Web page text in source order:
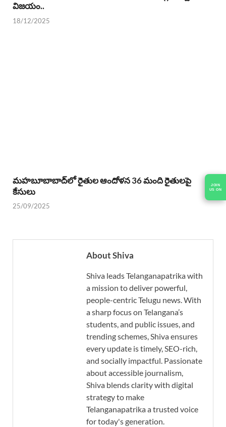
JOIN
US ON
విజయం..
18/12/2025
మహబూబాబాద్‌లో రైతుల ఆందోళన 36 మంది రైతులపై
కేసులు
25/09/2025
About Shiva
Shiva leads Telanganapatrika with
a mission to deliver powerful,
people-centric Telugu news. With
a sharp focus on Telangana’s
students, and public issues, and
trending schemes, Shiva ensures
every update is timely, SEO-rich,
and socially impactful. Passionate
about accessible journalism,
Shiva blends clarity with digital
strategy to make
Telanganapatrika a trusted voice
for today's generation.